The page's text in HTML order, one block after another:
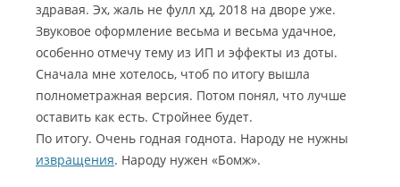
здравая. Эх, жаль не фулл хд, 2018 на дворе уже.
Звуковое оформление весьма и весьма удачное,
особенно отмечу тему из ИП и эффекты из доты.
Сначала мне хотелось, чтоб по итогу вышла
полнометражная версия. Потом понял, что лучше
оставить как есть. Стройнее будет.
По итогу. Очень годная годнота. Народу не нужны
извращения. Народу нужен «Бомж».